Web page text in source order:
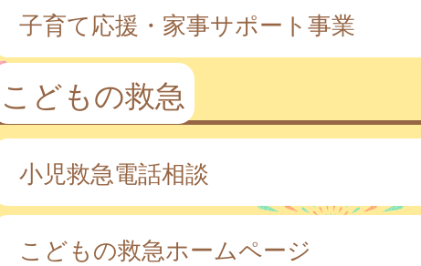
子育て応援・家事サポート事業
こどもの救急
小児救急電話相談
こどもの救急ホームページ